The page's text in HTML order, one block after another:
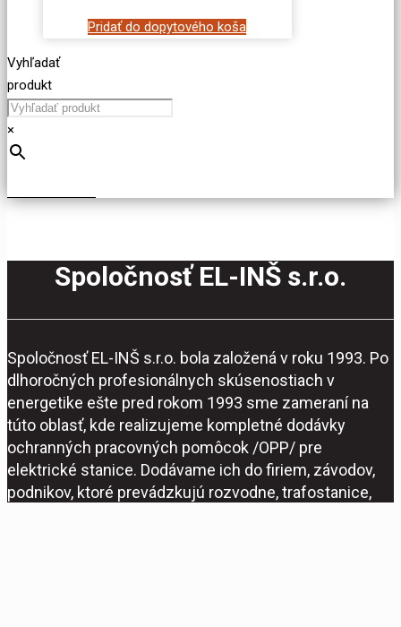
Pridať do dopytového koša
Vyhľadať
produkt
×
Spoločnosť EL-INŠ s.r.o.
Spoločnosť EL-INŠ s.r.o. bola založená v roku 1993. Po
dlhoročných profesionálnych skúsenostiach v
energetike ešte pred rokom 1993 sme zameraní na
túto oblasť, kde realizujeme kompletné dodávky
ochranných pracovných pomôcok /OPP/ pre
elektrické stanice. Dodávame ich do firiem, závodov,
podnikov, ktoré prevádzkujú rozvodne, trafostanice,